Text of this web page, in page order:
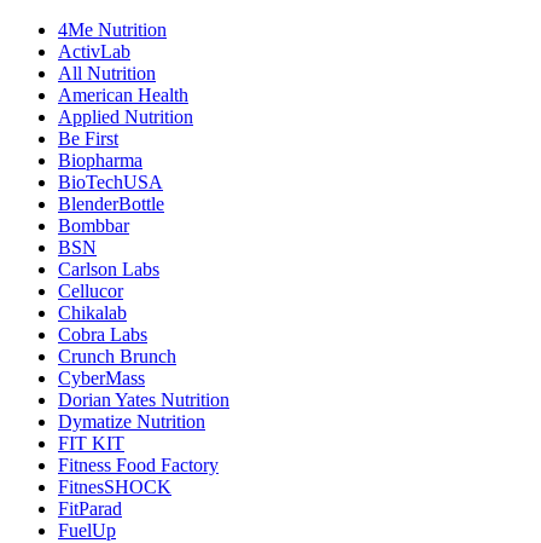
4Me Nutrition
ActivLab
All Nutrition
American Health
Applied Nutrition
Be First
Biopharma
BioTechUSA
BlenderBottle
Bombbar
BSN
Carlson Labs
Cellucor
Chikalab
Cobra Labs
Crunch Brunch
CyberMass
Dorian Yates Nutrition
Dymatize Nutrition
FIT KIT
Fitness Food Factory
FitnesSHOCK
FitParad
FuelUp